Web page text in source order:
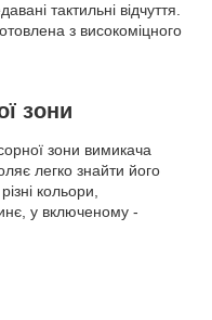
тактильні відчуття.
з високоміцного
зони
зони вимикача
легко знайти його
кольори,
у включеному -